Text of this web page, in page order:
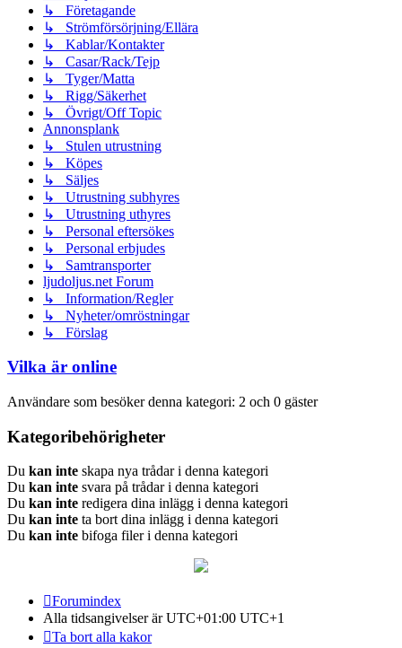
↳ Företagande
↳ Strömförsörjning/Ellära
↳ Kablar/Kontakter
↳ Casar/Rack/Tejp
↳ Tyger/Matta
↳ Rigg/Säkerhet
↳ Övrigt/Off Topic
Annonsplank
↳ Stulen utrustning
↳ Köpes
↳ Säljes
↳ Utrustning subhyres
↳ Utrustning uthyres
↳ Personal eftersökes
↳ Personal erbjudes
↳ Samtransporter
ljudoljus.net Forum
↳ Information/Regler
↳ Nyheter/omröstningar
↳ Förslag
Vilka är online
Användare som besöker denna kategori: 2 och 0 gäster
Kategoribehörigheter
Du kan inte skapa nya trådar i denna kategori
Du kan inte svara på trådar i denna kategori
Du kan inte redigera dina inlägg i denna kategori
Du kan inte ta bort dina inlägg i denna kategori
Du kan inte bifoga filer i denna kategori
Forumindex
Alla tidsangivelser är UTC+01:00 UTC+1
Ta bort alla kakor